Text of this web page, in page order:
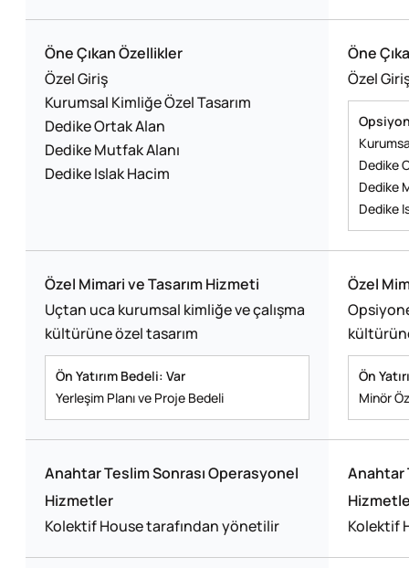
Öne Çıkan Özellikler
Özel Giriş
Kurumsal Kimliğe Özel Tasarım
Dedike Ortak Alan
Dedike Mutfak Alanı
Dedike Islak Hacim
Öne
Özel
Dedike
Dedike
Dedike
Özel Mimari ve Tasarım Hizmeti
Uçtan uca kurumsal kimliğe ve çalışma
kültürüne özel tasarım
Ön Yatırım Bedeli: Var
Yerleşim Planı ve Proje Bedeli
Özel
Ön
Minör
Anahtar Teslim Sonrası Operasyonel
Hizmetler
Kolektif House tarafından yönetilir
Anahtar
Kolektif